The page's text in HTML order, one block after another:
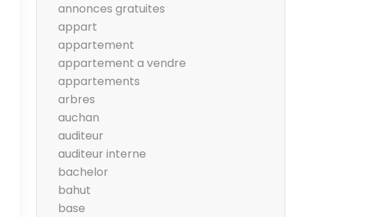
annonces gratuites
appart
appartement
appartement a vendre
appartements
arbres
auchan
auditeur
auditeur interne
bachelor
bahut
base